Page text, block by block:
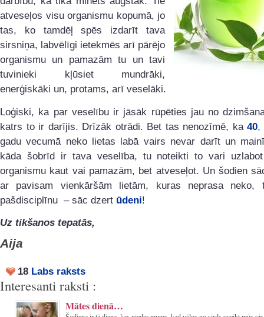
atveseļos visu organismu kopumā, jo
tas, ko tamdēļ spēs izdarīt tava
sirsniņa, labvēlīgi ietekmēs arī pārējo
organismu un pamazām tu un tavi
tuvinieki kļūsiet mundrāki,
enerģiskāki un, protams, arī veselāki.
Loģiski, ka par veselību ir jāsāk rūpēties jau no
katrs to ir darījis. Drīzāk otrādi. Bet tas nenozīmē, ka40,
gadu vecumā neko lietas labā vairs nevar darīt un
kāda šobrīd ir tava veselība, tu noteikti to vari
organismu kaut vai pamazām, bet atveseļot. Un šodien
ar pavisam vienkāršām lietām, kuras neprasa neko,
pašdisciplīnu – sāc dzert ūdeni!
Uz tikšanos tepatās,
Aija
18 Labs raksts
Interesanti raksti :
Mātes dienā…